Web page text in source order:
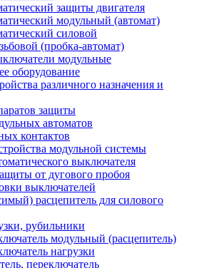
защиты двигателя
модульный (автомат)
силовой
(пробка-автомат)
модульные
оборудование
различного назначения и
защиты
автоматов
контактов
модульной системы
выключателя
от дугового пробоя
выключателей
расцепитель для силового
рубильники
модульный (расцепитель)
нагрузки
переключатель